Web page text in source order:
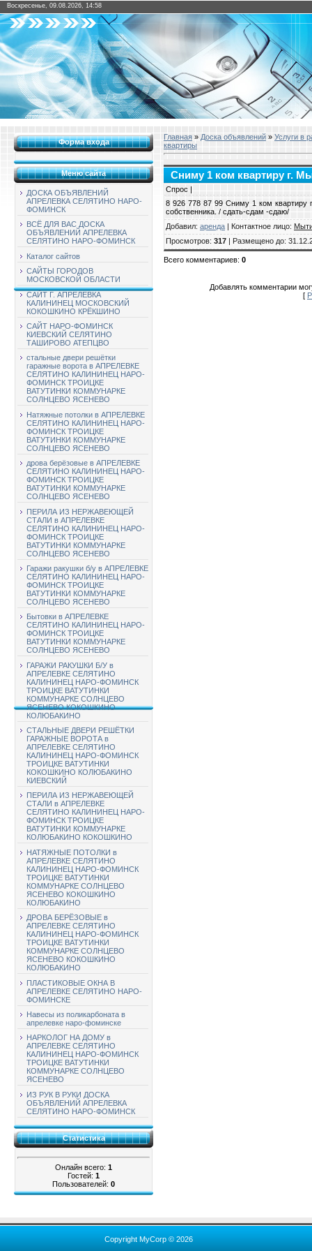
Воскресенье, 09.08.2026, 14:58
Форма входа
Меню сайта
ДОСКА ОБЪЯВЛЕНИЙ
АПРЕЛЕВКА СЕЛЯТИНО НАРО-
ФОМИНСК
ВСЁ ДЛЯ ВАС ДОСКА
ОБЪЯВЛЕНИЙ АПРЕЛЕВКА
СЕЛЯТИНО НАРО-ФОМИНСК
Каталог сайтов
САЙТЫ ГОРОДОВ
МОСКОВСКОЙ ОБЛАСТИ
САЙТ Г. АПРЕЛЕВКА
КАЛИНИНЕЦ МОСКОВСКИЙ
КОКОШКИНО КРЁКШИНО
САЙТ НАРО-ФОМИНСК
КИЕВСКИЙ СЕЛЯТИНО
ТАШИРОВО АТЕПЦВО
стальные двери решётки
гаражные ворота в АПРЕЛЕВКЕ
СЕЛЯТИНО КАЛИНИНЕЦ НАРО-
ФОМИНСК ТРОИЦКЕ
ВАТУТИНКИ КОММУНАРКЕ
СОЛНЦЕВО ЯСЕНЕВО
Натяжные потолки в АПРЕЛЕВКЕ
СЕЛЯТИНО КАЛИНИНЕЦ НАРО-
ФОМИНСК ТРОИЦКЕ
ВАТУТИНКИ КОММУНАРКЕ
СОЛНЦЕВО ЯСЕНЕВО
дрова берёзовые в АПРЕЛЕВКЕ
СЕЛЯТИНО КАЛИНИНЕЦ НАРО-
ФОМИНСК ТРОИЦКЕ
ВАТУТИНКИ КОММУНАРКЕ
СОЛНЦЕВО ЯСЕНЕВО
ПЕРИЛА ИЗ НЕРЖАВЕЮЩЕЙ
СТАЛИ в АПРЕЛЕВКЕ
СЕЛЯТИНО КАЛИНИНЕЦ НАРО-
ФОМИНСК ТРОИЦКЕ
ВАТУТИНКИ КОММУНАРКЕ
СОЛНЦЕВО ЯСЕНЕВО
Гаражи ракушки б/у в АПРЕЛЕВКЕ
СЕЛЯТИНО КАЛИНИНЕЦ НАРО-
ФОМИНСК ТРОИЦКЕ
ВАТУТИНКИ КОММУНАРКЕ
СОЛНЦЕВО ЯСЕНЕВО
Бытовки в АПРЕЛЕВКЕ
СЕЛЯТИНО КАЛИНИНЕЦ НАРО-
ФОМИНСК ТРОИЦКЕ
ВАТУТИНКИ КОММУНАРКЕ
СОЛНЦЕВО ЯСЕНЕВО
ГАРАЖИ РАКУШКИ Б/У в
АПРЕЛЕВКЕ СЕЛЯТИНО
КАЛИНИНЕЦ НАРО-ФОМИНСК
ТРОИЦКЕ ВАТУТИНКИ
КОММУНАРКЕ СОЛНЦЕВО
ЯСЕНЕВО КОКОШКИНО
КОЛЮБАКИНО
СТАЛЬНЫЕ ДВЕРИ РЕШЁТКИ
ГАРАЖНЫЕ ВОРОТА в
АПРЕЛЕВКЕ СЕЛЯТИНО
КАЛИНИНЕЦ НАРО-ФОМИНСК
ТРОИЦКЕ ВАТУТИНКИ
КОКОШКИНО КОЛЮБАКИНО
КИЕВСКИЙ
ПЕРИЛА ИЗ НЕРЖАВЕЮЩЕЙ
СТАЛИ в АПРЕЛЕВКЕ
СЕЛЯТИНО КАЛИНИНЕЦ НАРО-
ФОМИНСК ТРОИЦКЕ
ВАТУТИНКИ КОММУНАРКЕ
КОЛЮБАКИНО КОКОШКИНО
НАТЯЖНЫЕ ПОТОЛКИ в
АПРЕЛЕВКЕ СЕЛЯТИНО
КАЛИНИНЕЦ НАРО-ФОМИНСК
ТРОИЦКЕ ВАТУТИНКИ
КОММУНАРКЕ СОЛНЦЕВО
ЯСЕНЕВО КОКОШКИНО
КОЛЮБАКИНО
ДРОВА БЕРЁЗОВЫЕ в
АПРЕЛЕВКЕ СЕЛЯТИНО
КАЛИНИНЕЦ НАРО-ФОМИНСК
ТРОИЦКЕ ВАТУТИНКИ
КОММУНАРКЕ СОЛНЦЕВО
ЯСЕНЕВО КОКОШКИНО
КОЛЮБАКИНО
ПЛАСТИКОВЫЕ ОКНА В
АПРЕЛЕВКЕ СЕЛЯТИНО НАРО-
ФОМИНСКЕ
Навесы из поликарбоната в
апрелевке наро-фоминске
НАРКОЛОГ НА ДОМУ в
АПРЕЛЕВКЕ СЕЛЯТИНО
КАЛИНИНЕЦ НАРО-ФОМИНСК
ТРОИЦКЕ ВАТУТИНКИ
КОММУНАРКЕ СОЛНЦЕВО
ЯСЕНЕВО
ИЗ РУК В РУКИ ДОСКА
ОБЪЯВЛЕНИЙ АПРЕЛЕВКА
СЕЛЯТИНО НАРО-ФОМИНСК
Статистика
Онлайн всего: 1
Гостей: 1
Пользователей: 0
Главная » Доска объявлений » Услуги в
квартиры
Сниму 1 ком квартиру г.
Спрос |
8 926 778 87 99 Сниму 1 ком
собственника. / сдать-сдам -сдаю/
Добавил: аренда | Контактное лицо:
Просмотров: 317 | Размещено до:
Всего комментариев: 0
Добавлять комментарии
[
Copyright MyCorp © 2026